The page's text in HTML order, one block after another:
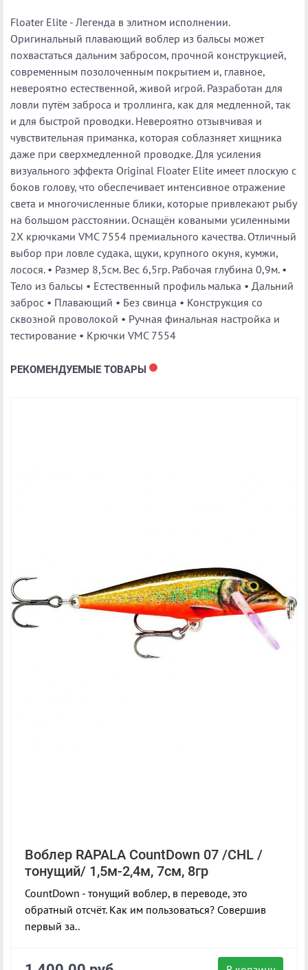
Floater Elite - Легенда в элитном исполнении.
Оригинальный плавающий воблер из бальсы может
похвастаться дальним забросом, прочной конструкцией,
современным позолоченным покрытием и, главное,
невероятно естественной, живой игрой. Разработан для
ловли путём заброса и троллинга, как для медленной, так
и для быстрой проводки. Невероятно отзывчивая и
чувствительная приманка, которая соблазняет хищника
даже при сверхмедленной проводке. Для усиления
визуального эффекта Original Floater Elite имеет плоскую с
боков голову, что обеспечивает интенсивное отражение
света и многочисленные блики, которые привлекают рыбу
на большом расстоянии. Оснащён коваными усиленными
2Х крючками VMC 7554 премиального качества. Отличный
выбор при ловле судака, щуки, крупного окуня, кумжи,
лосося. • Размер 8,5см. Вес 6,5гр. Рабочая глубина 0,9м. •
Тело из бальсы • Естественный профиль малька • Дальний
заброс • Плавающий • Без свинца • Конструкция со
сквозной проволокой • Ручная финальная настройка и
тестирование • Крючки VMC 7554
РЕКОМЕНДУЕМЫЕ ТОВАРЫ
Воблер RAPALA CountDown 07 /CHL /
тонущий/ 1,5м-2,4м, 7см, 8гр
CountDown - тонущий воблер, в переводе, это
обратный отсчёт. Как им пользоваться? Совершив
первый за..